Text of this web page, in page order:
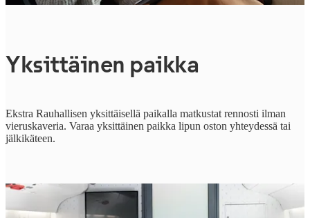
Yksittäinen paikka
Ekstra Rauhallisen yksittäisellä paikalla matkustat rennosti ilman
vieruskaveria. Varaa yksittäinen paikka lipun oston yhteydessä tai
jälkikäteen.